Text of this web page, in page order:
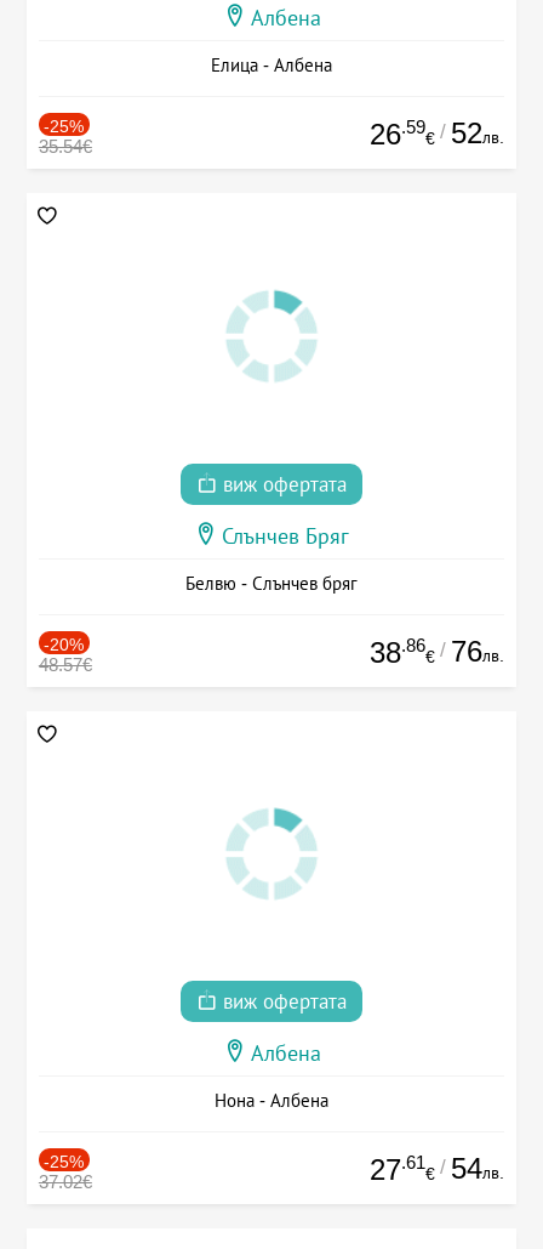
Албена
Елица - Албена
-25%
35.54€ 26.59
€ / 52лв.
виж офертата
Слънчев Бряг
Белвю - Слънчев бряг
-20%
48.57€ 38.86
€ / 76лв.
виж офертата
Албена
Нона - Албена
-25%
37.02€ 27.61
€ / 54лв.